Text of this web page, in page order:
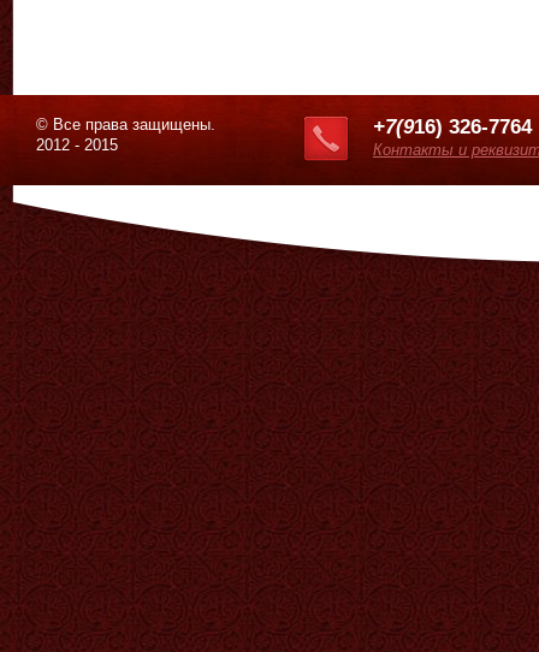
© Все права защищены.
2012 - 2015
+7(916) 326-7764
Контакты и